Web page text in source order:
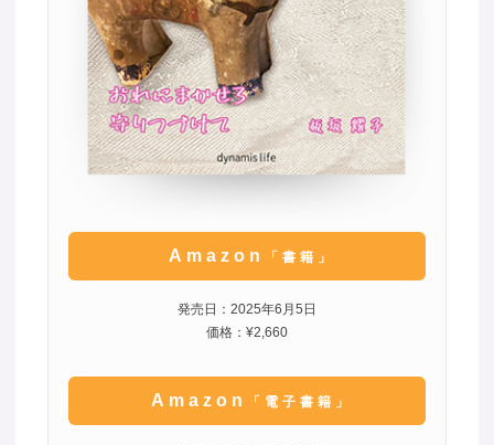
Amazon 「書籍」
発売日：2025年6月5日
価格：¥2,660
Amazon 「電子書籍」